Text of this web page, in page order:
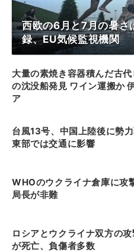
西欧の6月と7月の暑さ
録、EU気候監視機関
大量の素焼き容器積んだ古
の沈没船発見 ワイン運搬か
ア
台風13号、中国上陸後に勢
東部では交通に影響
WHOのウクライナ倉庫に攻
局長が非難
ロシアとウクライナ双方の
が死亡、負傷者多数